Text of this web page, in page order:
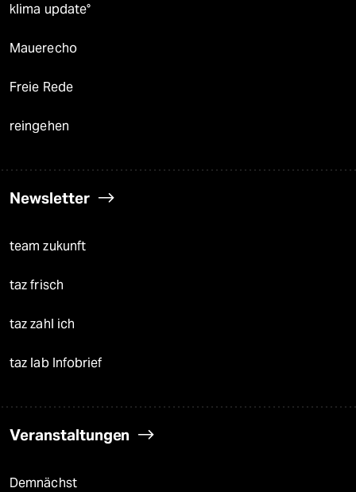
klima update°
Mauerecho
Freie Rede
reingehen
Newsletter
team zukunft
taz frisch
taz zahl ich
taz lab Infobrief
Veranstaltungen
Demnächst